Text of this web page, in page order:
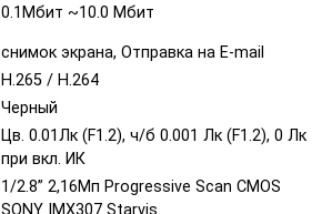
0.1Мбит ~10.0 Мбит
снимок экрана, Отправка на E-mail
H.265 / H.264
Черный
Цв. 0.01Лк (F1.2), ч/б 0.001 Лк (F1.2), 0 Лк
при вкл. ИК
1/2.8” 2,16Мп Progressive Scan CMOS